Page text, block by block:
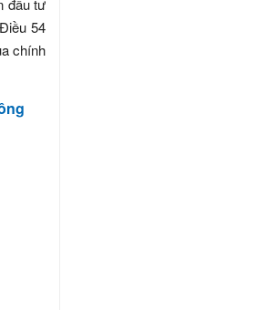
đầu tư
54
chính